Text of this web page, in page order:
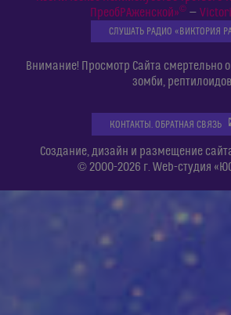
ПреобРАженской»©—
СЛУШАТЬ РАДИО «ВИКТОРИЯ
Внимание! Просмотр Сайта смертельно
зомби,
КОНТАКТЫ. ОБРАТНАЯ СВЯЗЬ
Создание, дизайн и размещение
© 2000-2026 г. Web-студия